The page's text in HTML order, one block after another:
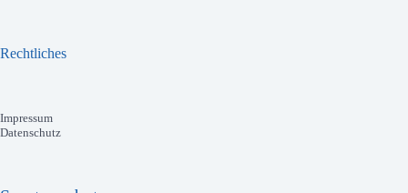
Rechtliches
Impressum
Datenschutz